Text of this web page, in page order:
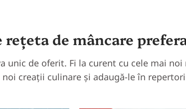
rețeta de mâncare
unic de oferit. Fi la curent cu cele mai
noi creații culinare și adaugă-le în